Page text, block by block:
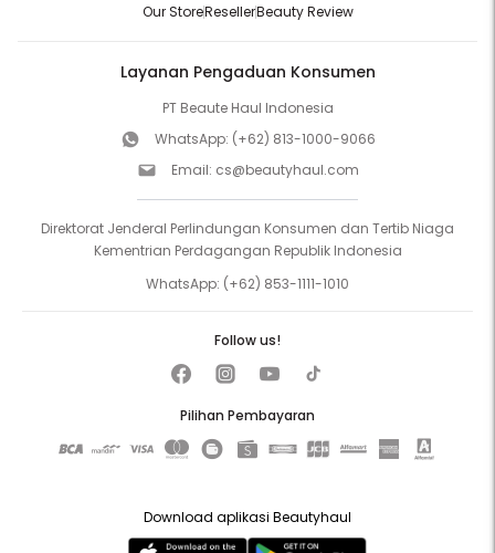
Our StoreResellerBeauty Review
Layanan Pengaduan Konsumen
PT Beaute Haul Indonesia
WhatsApp: (+62) 813-1000-9066
Email: cs@beautyhaul.com
Direktorat Jenderal Perlindungan Konsumen dan Tertib Niaga
Kementrian Perdagangan Republik Indonesia
WhatsApp: (+62) 853-1111-1010
Pilihan Pembayaran
Follow us!
Download aplikasi Beautyhaul